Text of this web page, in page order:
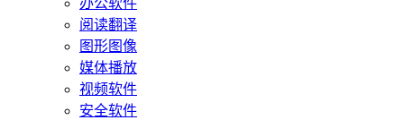
办公软件
阅读翻译
图形图像
媒体播放
视频软件
安全软件